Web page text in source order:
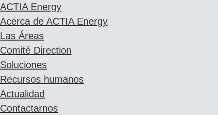
ACTIA Energy
Acerca de ACTIA Energy
Las Áreas
Comité Direction
Soluciones
Recursos humanos
Actualidad
Contactarnos